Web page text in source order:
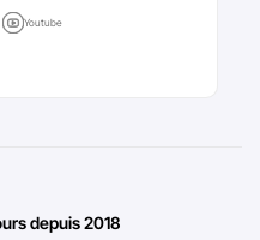
Youtube
depuis 2018